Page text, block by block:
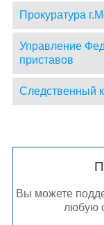
Прокуратура
Управление
приставов
Следственный
Вы можете
любую